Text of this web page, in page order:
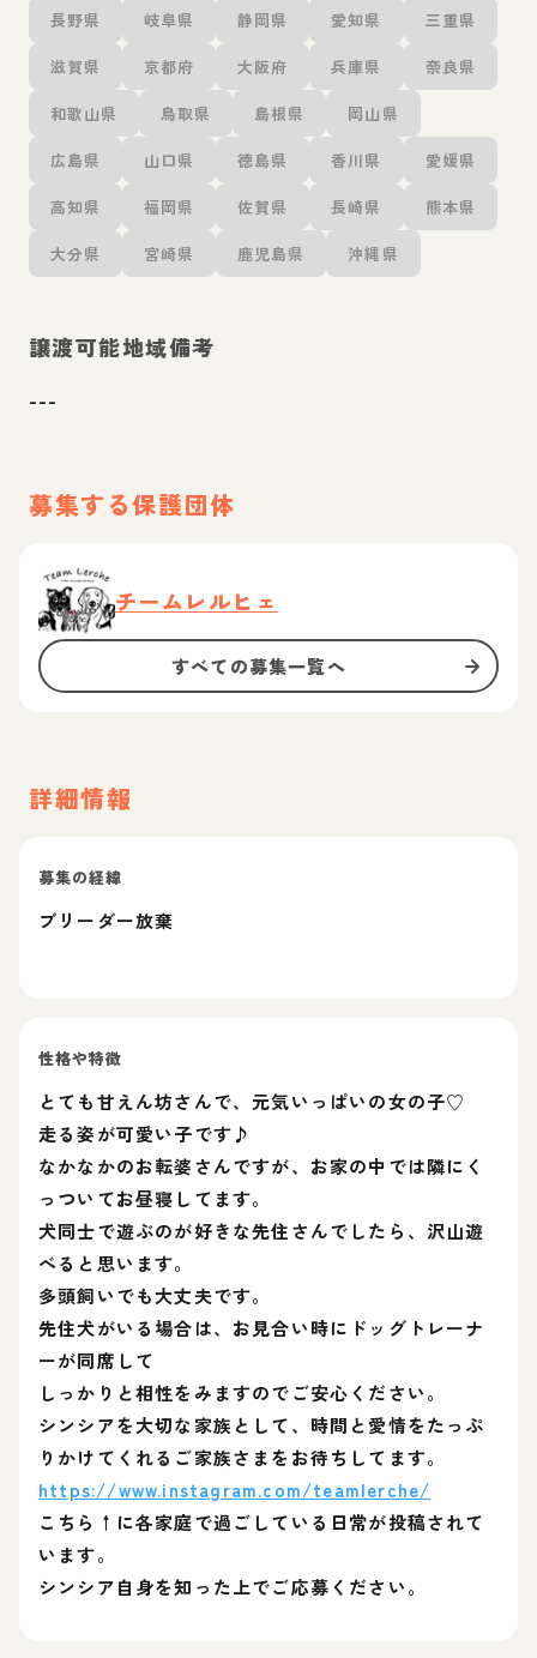
長野県 岐阜県 静岡県 愛知県 三重県
滋賀県 京都府 大阪府 兵庫県 奈良県
和歌山県 鳥取県 島根県 岡山県
広島県 山口県 徳島県 香川県 愛媛県
高知県 福岡県 佐賀県 長崎県 熊本県
大分県 宮崎県 鹿児島県 沖縄県
譲渡可能地域備考
---
募集する保護団体
チームレルヒェ
すべての募集一覧へ
詳細情報
募集の経緯
ブリーダー放棄
性格や特徴
とても甘えん坊さんで、元気いっぱいの女の子♡
走る姿が可愛い子です♪
なかなかのお転婆さんですが、お家の中では隣にく
っついてお昼寝してます。
犬同士で遊ぶのが好きな先住さんでしたら、沢山遊
べると思います。
多頭飼いでも大丈夫です。
先住犬がいる場合は、お見合い時にドッグトレーナ
ーが同席して
しっかりと相性をみますのでご安心ください。
シンシアを大切な家族として、時間と愛情をたっぷ
りかけてくれるご家族さまをお待ちしてます。
https://www.instagram.com/teamlerche/
こちら↑に各家庭で過ごしている日常が投稿されて
います。
シンシア自身を知った上でご応募ください。